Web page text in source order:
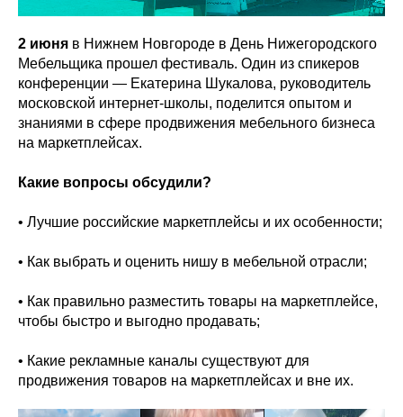
2 июня в Нижнем Новгороде в День Нижегородского
Мебельщика прошел фестиваль. Один из спикеров
конференции — Екатерина Шукалова, руководитель
московской интернет-школы, поделится опытом и
знаниями в сфере продвижения мебельного бизнеса
на маркетплейсах.
Какие вопросы обсудили?
• Лучшие российские маркетплейсы и их особенности;
• Как выбрать и оценить нишу в мебельной отрасли;
• Как правильно разместить товары на маркетплейсе,
чтобы быстро и выгодно продавать;
• Какие рекламные каналы существуют для
продвижения товаров на маркетплейсах и вне их.